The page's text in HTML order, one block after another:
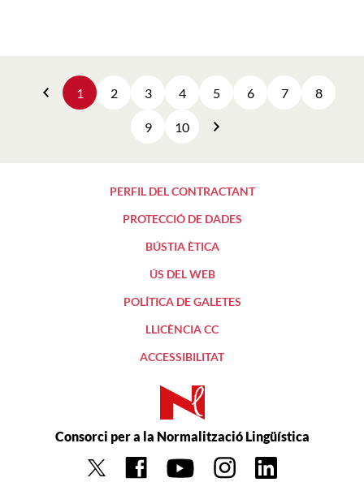
Anterior
1 2 3 4 5 6 7 8
9 10
PERFIL DEL CONTRACTANT
PROTECCIÓ DE DADES
BÚSTIA ÈTICA
ÚS DEL WEB
POLÍTICA DE GALETES
LLICÈNCIA CC
ACCESSIBILITAT
Consorci per a la Normalització Lingüística